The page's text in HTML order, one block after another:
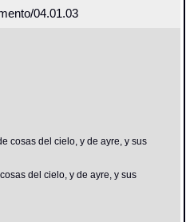
04.01.03
cosas del cielo, y de ayre, y sus
del cielo, y de ayre, y sus